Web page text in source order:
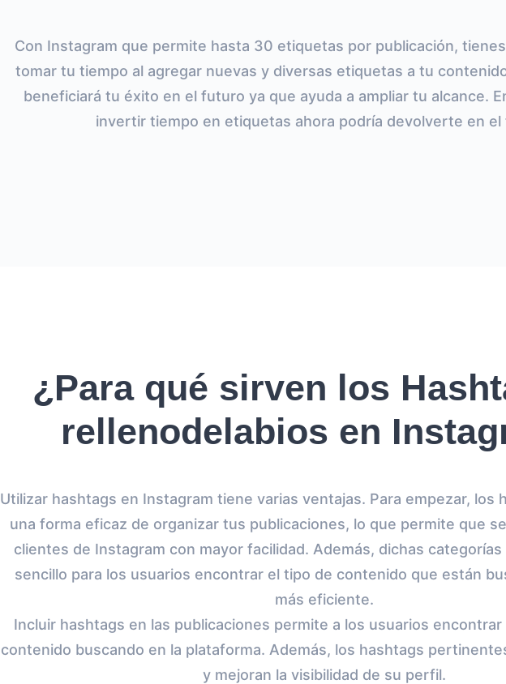
Con Instagram que permite hasta 30 etiquetas por publicación,
tomar tu tiempo al agregar nuevas y diversas etiquetas a tu
beneficiará tu éxito en el futuro ya que ayuda a ampliar tu alcance.
invertir tiempo en etiquetas ahora podría devolverte en
¿Para qué sirven los
rellenodelabios en
Utilizar hashtags en Instagram tiene varias ventajas. Para empezar, los
una forma eficaz de organizar tus publicaciones, lo que permite que
clientes de Instagram con mayor facilidad. Además, dichas
sencillo para los usuarios encontrar el tipo de contenido que están
más eficiente.
Incluir hashtags en las publicaciones permite a los usuarios
contenido buscando en la plataforma. Además, los hashtags
y mejoran la visibilidad de su perfil.